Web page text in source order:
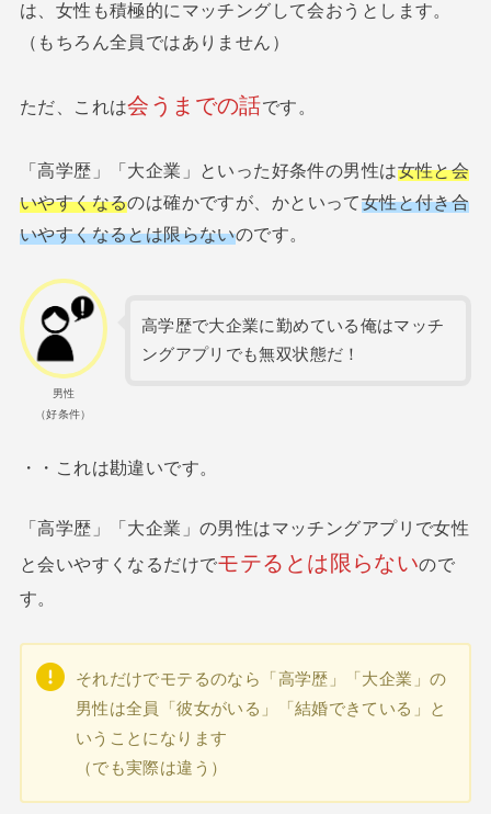
は、女性も積極的にマッチングして会おうとします。
（もちろん全員ではありません）
ただ、これは会うまでの話です。
「高学歴」「大企業」といった好条件の男性は女性と会
いやすくなるのは確かですが、かといって女性と付き合
いやすくなるとは限らないのです。
男性
（好条件）
高学歴で大企業に勤めている俺はマッチ
ングアプリでも無双状態だ！
・・これは勘違いです。
「高学歴」「大企業」の男性はマッチングアプリで女性
と会いやすくなるだけでモテるとは限らないので
す。
それだけでモテるのなら「高学歴」「大企業」の
男性は全員「彼女がいる」「結婚できている」と
いうことになります
（でも実際は違う）